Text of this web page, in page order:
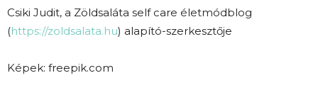
Csiki Judit, a Zöldsaláta self care életmódblog
(https://zoldsalata.hu) alapító-szerkesztője
Képek: freepik.com